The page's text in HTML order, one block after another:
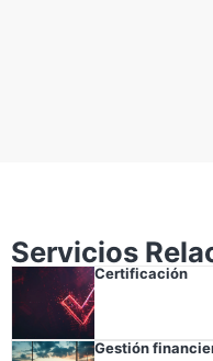
Servicios
Certificación
Gestión